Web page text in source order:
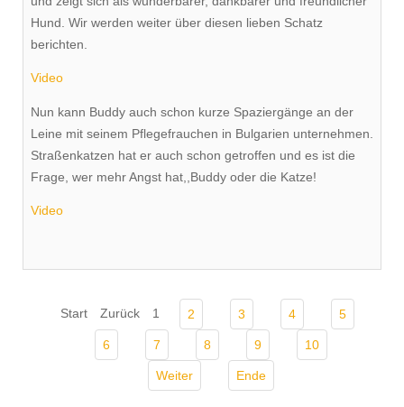
Hund. Wir werden weiter über diesen lieben Schatz
berichten.
Video
Nun kann Buddy auch schon kurze Spaziergänge an der
Leine mit seinem Pflegefrauchen in Bulgarien unternehmen.
Straßenkatzen hat er auch schon getroffen und es ist die
Frage, wer mehr Angst hat,,Buddy oder die Katze!
Video
Start Zurück 1 2 3 4 5
6 7 8 9 10
Weiter Ende